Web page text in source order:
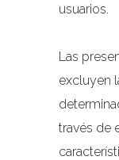
usuarios.
Las
excluyen
través de